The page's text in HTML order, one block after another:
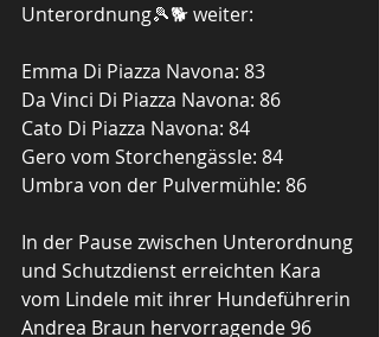
Unterordnung🎾🐕 weiter:
Emma Di Piazza Navona: 83
Da Vinci Di Piazza Navona: 86
Cato Di Piazza Navona: 84
Gero vom Storchengässle: 84
Umbra von der Pulvermühle: 86
In der Pause zwischen Unterordnung
und Schutzdienst erreichten Kara
vom Lindele mit ihrer Hundeführerin
Andrea Braun hervorragende 96